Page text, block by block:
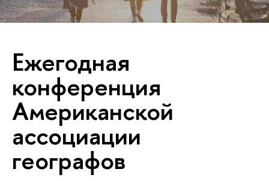
Ежегодная
конференция
Американской
ассоциации
географов